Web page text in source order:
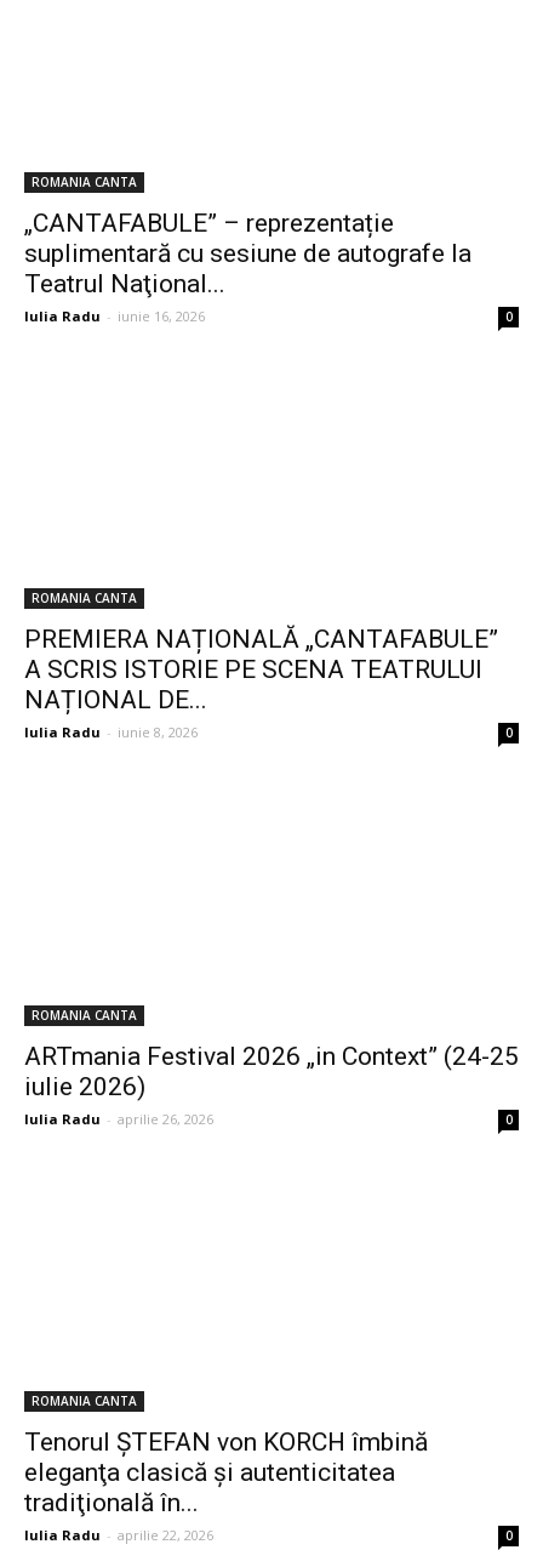
ROMANIA CANTA
„CANTAFABULE” – reprezentație
suplimentară cu sesiune de autografe la
Teatrul Naţional...
Iulia Radu - iunie 16, 2026 0
ROMANIA CANTA
PREMIERA NAȚIONALĂ „CANTAFABULE”
A SCRIS ISTORIE PE SCENA TEATRULUI
NAȚIONAL DE...
Iulia Radu - iunie 8, 2026 0
ROMANIA CANTA
ARTmania Festival 2026 „in Context” (24-25
iulie 2026)
Iulia Radu - aprilie 26, 2026 0
ROMANIA CANTA
Tenorul ŞTEFAN von KORCH îmbină
eleganţa clasică şi autenticitatea
tradiţională în...
Iulia Radu - aprilie 22, 2026 0